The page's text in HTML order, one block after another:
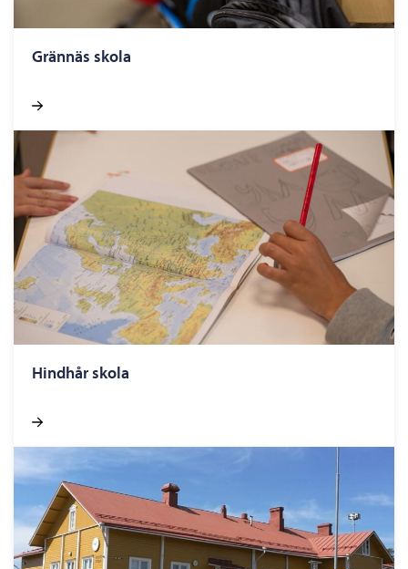
Grän­näs skola
Hindhår skola